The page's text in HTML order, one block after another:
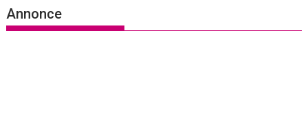
Annonce